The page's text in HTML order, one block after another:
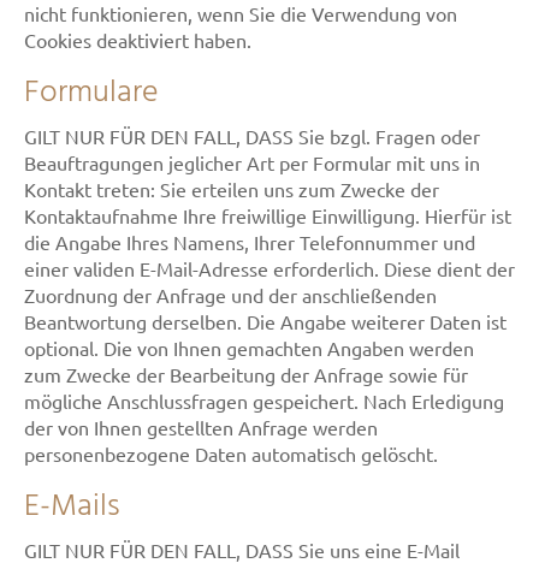
nicht funktionieren, wenn Sie die Verwendung von
Cookies deaktiviert haben.
Formulare
GILT NUR FÜR DEN FALL, DASS Sie bzgl. Fragen oder
Beauftragungen jeglicher Art per Formular mit uns in
Kontakt treten: Sie erteilen uns zum Zwecke der
Kontaktaufnahme Ihre freiwillige Einwilligung. Hierfür ist
die Angabe Ihres Namens, Ihrer Telefonnummer und
einer validen E-Mail-Adresse erforderlich. Diese dient der
Zuordnung der Anfrage und der anschließenden
Beantwortung derselben. Die Angabe weiterer Daten ist
optional. Die von Ihnen gemachten Angaben werden
zum Zwecke der Bearbeitung der Anfrage sowie für
mögliche Anschlussfragen gespeichert. Nach Erledigung
der von Ihnen gestellten Anfrage werden
personenbezogene Daten automatisch gelöscht.
E-Mails
GILT NUR FÜR DEN FALL, DASS Sie uns eine E-Mail